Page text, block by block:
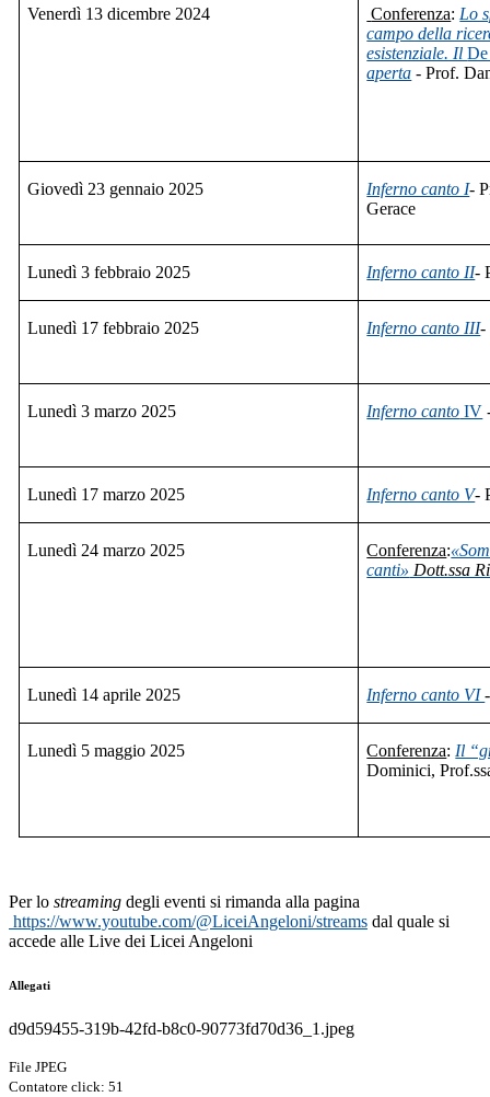
Venerdì 13 dicembre 2024 Conferenza: Lo
campo della
esistenziale. Il
aperta - Prof.
Giovedì 23 gennaio 2025 Inferno canto I-
Gerace
Lunedì 3 febbraio 2025 Inferno canto II-
Lunedì 17 febbraio 2025 Inferno canto III-
Lunedì 3 marzo 2025 Inferno canto IV
Lunedì 17 marzo 2025 Inferno canto V-
Lunedì 24 marzo 2025 Conferenza:
canti» Dott.ssa
Lunedì 14 aprile 2025 Inferno canto VI
Lunedì 5 maggio 2025 Conferenza: Il
Dominici,
Per lo streaming degli eventi si rimanda alla pagina
https://www.youtube.com/@LiceiAngeloni/streams dal quale si
accede alle Live dei Licei Angeloni
Allegati
d9d59455-319b-42fd-b8c0-90773fd70d36_1.jpeg
File JPEG
Contatore click: 51